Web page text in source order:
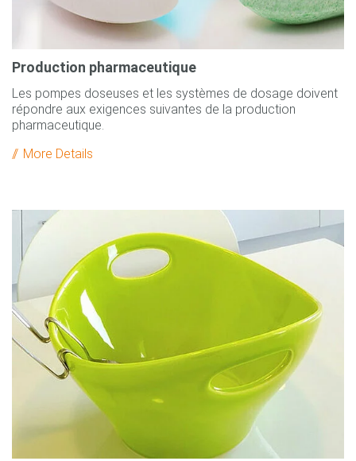
Production pharmaceutique
Les pompes doseuses et les systèmes de dosage doivent
répondre aux exigences suivantes de la production
pharmaceutique.
More Details